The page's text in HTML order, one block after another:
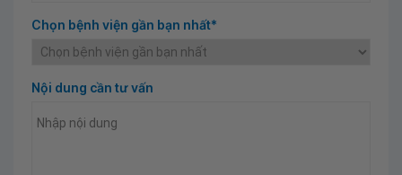
Chọn bệnh viện gần bạn nhất*
Nội dung cần tư vấn